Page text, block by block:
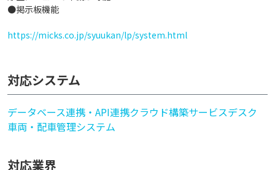
●掲示板機能
https://micks.co.jp/syuukan/lp/system.html
対応システム
データベース連携・API連携クラウド構築サービスデスク
車両・配車管理システム
対応業界